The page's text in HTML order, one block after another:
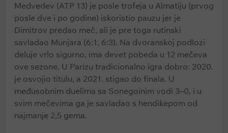
Medvedev (ATP 13) je posle trofeja u Almatiju (prvog
posle dve i po godine) iskoristio pauzu jer je
Dimitrov predao meč, ali je pre toga rutinski
savladao Munjara (6:1, 6:3). Na dvoranskoj podlozi
deluje vrlo sigurno, ima devet pobeda u 12 mečeva
ove sezone. U Parizu tradicionalno igra dobro: 2020.
je osvojio titulu, a 2021. stigao do finala. U
međusobnim duelima sa Sonegoinim vodi 3–0, i u
svim mečevima ga je savladao s hendikepom od
najmanje 2,5 gema.